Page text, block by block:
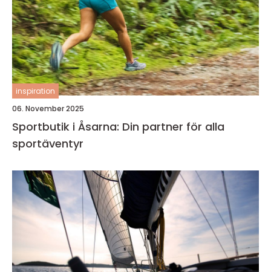
inspiration
06. November 2025
Sportbutik i Åsarna: Din partner för alla
sportäventyr